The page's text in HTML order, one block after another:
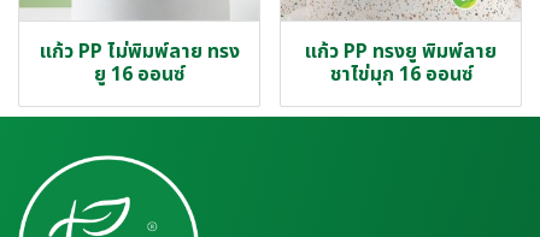
แก้ว PP ไม่พิมพ์ลาย ทรง
ยู 16 ออนซ์
แก้ว PP ทรงยู พิมพ์ลาย
ชาไข่มุก 16 ออนซ์